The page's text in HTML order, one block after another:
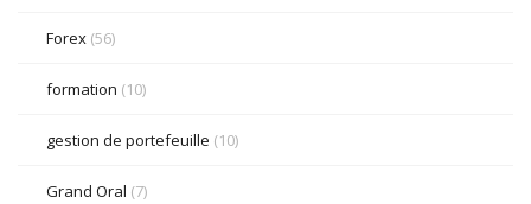
Forex (56)
formation (10)
gestion de portefeuille (10)
Grand Oral (7)